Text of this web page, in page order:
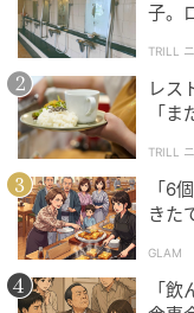
子。
中で
TRILL
レス
「
せん
TRILL
「6
きた
GLAM
「